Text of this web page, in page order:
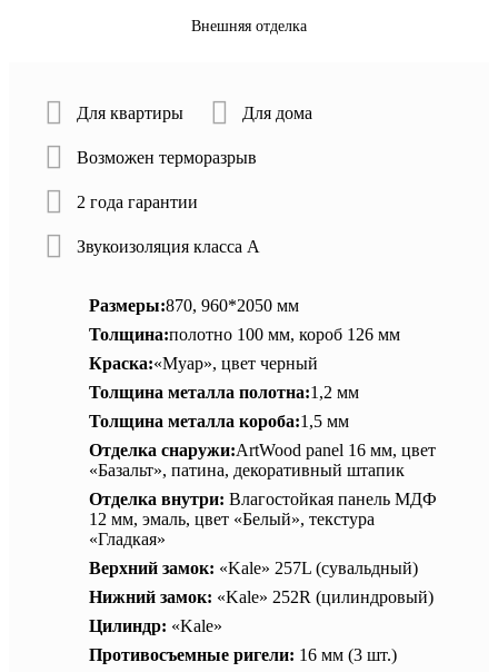
Внешняя отделка
Для квартиры Для дома
Возможен терморазрыв
2 года гарантии
Звукоизоляция класса А
Размеры:870, 960*2050 мм
Толщина:полотно 100 мм, короб 126 мм
Краска:«Муар», цвет черный
Толщина металла полотна:1,2 мм
Толщина металла короба:1,5 мм
Отделка снаружи:ArtWood panel 16 мм, цвет
«Базальт», патина, декоративный штапик
Отделка внутри: Влагостойкая панель МДФ
12 мм, эмаль, цвет «Белый», текстура
«Гладкая»
Верхний замок: «Kale» 257L (сувальдный)
Нижний замок: «Kale» 252R (цилиндровый)
Цилиндр: «Kale»
Противосъемные ригели: 16 мм (3 шт.)